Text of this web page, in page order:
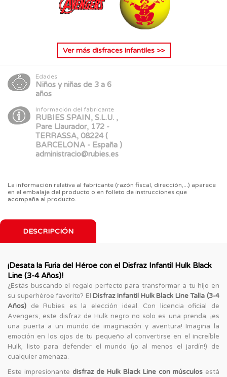
Ver más disfraces infantiles>>
Edades
Niños y niñas de 3 a 6
años
Información del fabricante
RUBIES SPAIN, S.L.U. ,
Pare Llaurador, 172 -
TERRASSA, 08224 (
BARCELONA - España )
administracio@rubies.es
La información relativa al fabricante (razón fiscal, dirección,...) aparece
en el embalaje del producto o en folleto de instrucciones que
acompaña al producto.
DESCRIPCIÓN
¡Desata la Furia del Héroe con el Disfraz Infantil Hulk Black
Line (3-4 Años)!
¿Estás buscando el regalo perfecto para transformar a tu hijo en
su superhéroe favorito? ElDisfraz Infantil Hulk Black Line Talla (3-4
Años) de Rubies es la elección ideal. Con licencia oficial de
Avengers, este disfraz de Hulk negro no solo es una prenda, ¡es
una puerta a un mundo de imaginación y aventura! Imagina la
emoción en los ojos de tu pequeño al convertirse en el increíble
Hulk, listo para defender el mundo (¡o al menos el jardín!) de
cualquier amenaza.
Este impresionante disfraz de Hulk Black Line con músculos está